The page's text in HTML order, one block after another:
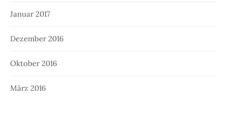
Januar 2017
Dezember 2016
Oktober 2016
März 2016